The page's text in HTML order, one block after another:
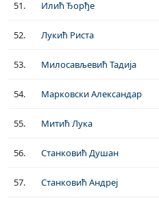
51. Илић Ђорђе
52. Лукић Риста
53. Милосављевић Тадија
54. Марковски Александар
55. Митић Лука
56. Станковић Душан
57. Станковић Андреј